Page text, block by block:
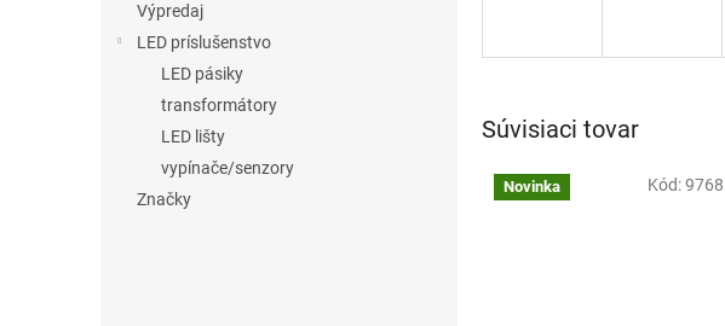
Výpredaj
LED príslušenstvo
LED pásiky
transformátory
LED lišty
vypínače/senzory
Značky
Súvisiaci tovar
Novinka Kód:9768